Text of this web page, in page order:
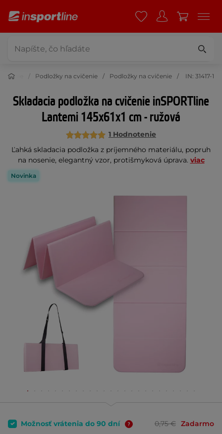
Podložky na cvičenie Podložky na cvičenie IN: 31417-1
Skladacia podložka na cvičenie inSPORTline
Lantemi 145x61x1 cm - ružová
1 Hodnotenie
Ľahká skladacia podložka z príjemného materiálu, popruh
na nosenie, elegantný vzor, protišmyková úprava. viac
Novinka
Možnosť vrátenia do 90 dní 0,75 € Zadarmo